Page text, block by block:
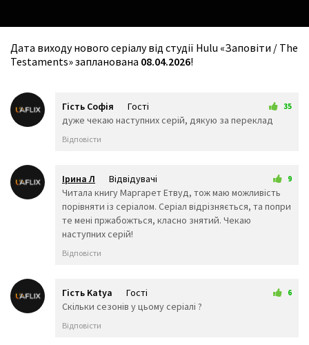
Дата виходу нового серіалу від студії Hulu «Заповіти / The
Testaments» запланована 08.04.2026!
Гість Софія
Гості
13 квітня 2026 11:51
35
дуже чекаю наступних серій, дякую за переклад
Відповісти
Ірина Л
Відвідувачі
1 трав 2026 03:47
9
Читала книгу Маргарет Етвуд, тож маю можливість
порівняти із серіалом. Серіал відрізняється, та попри
те мені пржабожться, класно знятий. Чекаю
наступних серій!
Відповісти
Гість Katya
Гості
12 трав 2026 12:10
6
Скільки сезонів у цьому серіалі ?
Відповісти